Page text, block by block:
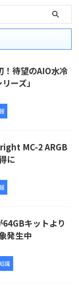
！待望のAIO水冷
ーズ」
MC-2 ARGB
に
キットより
発生中
識